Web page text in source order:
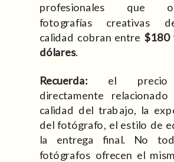
profesionales que
fotografías creativas
calidad cobran entre $180
dólares.
Recuerda: el
directamente
calidad del trabajo, la
del fotógrafo, el estilo de
la entrega final. No
fotógrafos ofrecen el